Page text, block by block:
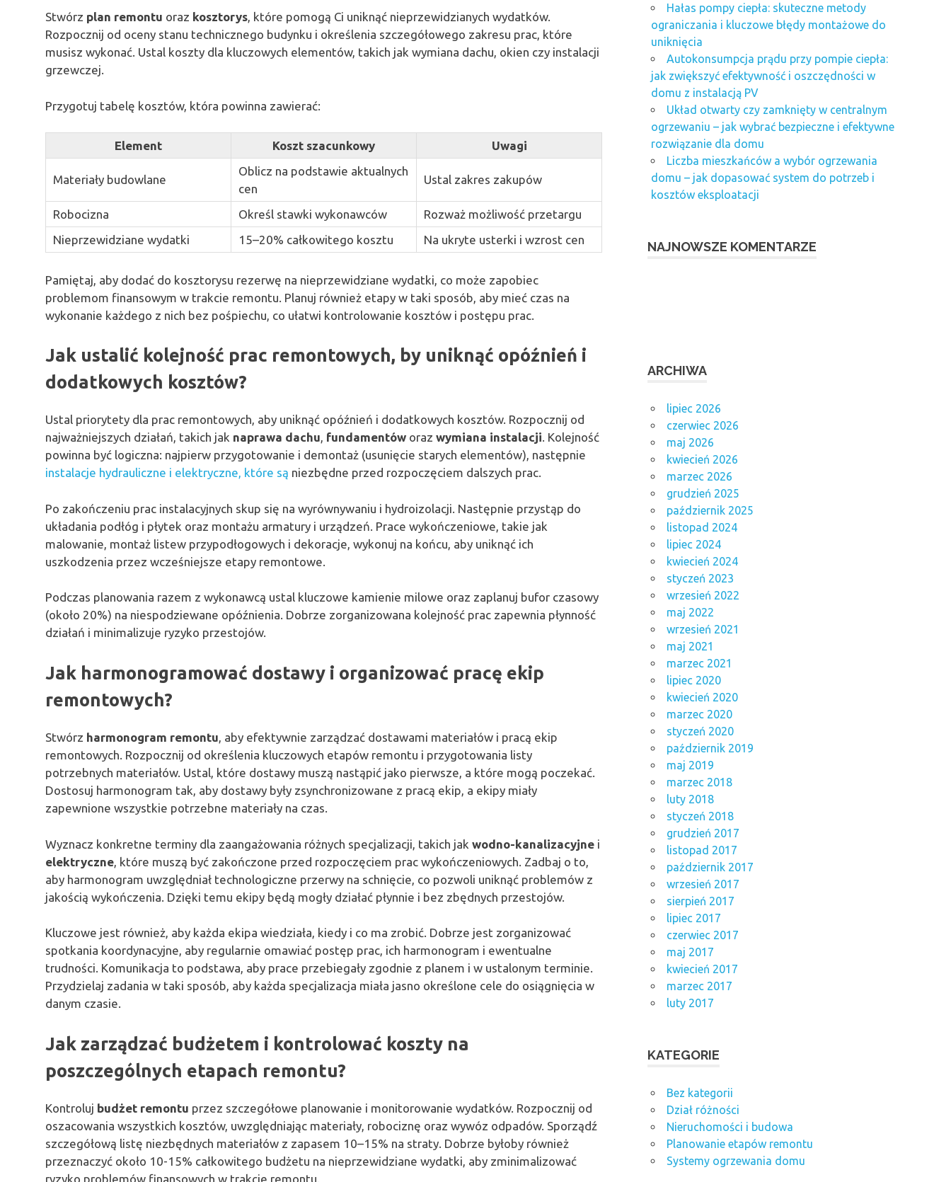
Stwórz plan remontu oraz kosztorys, które pomogą Ci uniknąć nieprzewidzianych wydatków.
Rozpocznij od oceny stanu technicznego budynku i określenia szczegółowego zakresu prac, które
musisz wykonać. Ustal koszty dla kluczowych elementów, takich jak wymiana dachu, okien czy instalacji
grzewczej.
Przygotuj tabelę kosztów, która powinna zawierać:
Element Koszt szacunkowy Uwagi
Materiały budowlane
Oblicz na podstawie aktualnych
cen
Ustal zakres zakupów
Robocizna Określ stawki wykonawców
Rozważ możliwość przetargu
Nieprzewidziane wydatki
15–20% całkowitego kosztu Na ukryte usterki i wzrost cen
Pamiętaj, aby dodać do kosztorysu rezerwę na nieprzewidziane wydatki, co może zapobiec
problemom finansowym w trakcie remontu. Planuj również etapy w taki sposób, aby mieć czas na
wykonanie każdego z nich bez pośpiechu, co ułatwi kontrolowanie kosztów i postępu prac.
Jak ustalić kolejność prac remontowych, by uniknąć opóźnień i
dodatkowych kosztów?
Ustal priorytety dla prac remontowych, aby uniknąć opóźnień i dodatkowych kosztów. Rozpocznij od
najważniejszych działań, takich jak naprawa dachu, fundamentów oraz wymiana instalacji. Kolejność
powinna być logiczna: najpierw przygotowanie i demontaż (usunięcie starych elementów), następnie
instalacje hydrauliczne i elektryczne, które są niezbędne przed rozpoczęciem dalszych prac.
Po zakończeniu prac instalacyjnych skup się na wyrównywaniu i hydroizolacji. Następnie przystąp do
układania podłóg i płytek oraz montażu armatury i urządzeń. Prace wykończeniowe, takie jak
malowanie, montaż listew przypodłogowych i dekoracje, wykonuj na końcu, aby uniknąć ich
uszkodzenia przez wcześniejsze etapy remontowe.
Podczas planowania razem z wykonawcą ustal kluczowe kamienie milowe oraz zaplanuj bufor czasowy
(około 20%) na niespodziewane opóźnienia. Dobrze zorganizowana kolejność prac zapewnia płynność
działań i minimalizuje ryzyko przestojów.
Jak harmonogramować dostawy i organizować pracę ekip
remontowych?
Stwórz harmonogram remontu, aby efektywnie zarządzać dostawami materiałów i pracą ekip
remontowych. Rozpocznij od określenia kluczowych etapów remontu i przygotowania listy
potrzebnych materiałów. Ustal, które dostawy muszą nastąpić jako pierwsze, a które mogą poczekać.
Dostosuj harmonogram tak, aby dostawy były zsynchronizowane z pracą ekip, a ekipy miały
zapewnione wszystkie potrzebne materiały na czas.
Wyznacz konkretne terminy dla zaangażowania różnych specjalizacji, takich jak wodno-kanalizacyjne i
elektryczne , które muszą być zakończone przed rozpoczęciem prac wykończeniowych. Zadbaj o to,
aby harmonogram uwzględniał technologiczne przerwy na schnięcie, co pozwoli uniknąć problemów z
jakością wykończenia. Dzięki temu ekipy będą mogły działać płynnie i bez zbędnych przestojów.
Kluczowe jest również, aby każda ekipa wiedziała, kiedy i co ma zrobić. Dobrze jest zorganizować
spotkania koordynacyjne, aby regularnie omawiać postęp prac, ich harmonogram i ewentualne
trudności. Komunikacja to podstawa, aby prace przebiegały zgodnie z planem i w ustalonym terminie.
Przydzielaj zadania w taki sposób, aby każda specjalizacja miała jasno określone cele do osiągnięcia w
danym czasie.
Jak zarządzać budżetem i kontrolować koszty na
poszczególnych etapach remontu?
Kontroluj budżet remontu przez szczegółowe planowanie i monitorowanie wydatków. Rozpocznij od
oszacowania wszystkich kosztów, uwzględniając materiały, robociznę oraz wywóz odpadów. Sporządź
szczegółową listę niezbędnych materiałów z zapasem 10–15% na straty. Dobrze byłoby również
przeznaczyć około 10-15% całkowitego budżetu na nieprzewidziane wydatki, aby zminimalizować
ryzyko problemów finansowych w trakcie remontu.
Hałas pompy ciepła: skuteczne metody
ograniczania i kluczowe błędy montażowe do
uniknięcia
Autokonsumpcja prądu przy pompie ciepła:
jak zwiększyć efektywność i oszczędności w
domu z instalacją PV
Układ otwarty czy zamknięty w centralnym
ogrzewaniu – jak wybrać bezpieczne i efektywne
rozwiązanie dla domu
Liczba mieszkańców a wybór ogrzewania
domu – jak dopasować system do potrzeb i
kosztów eksploatacji
NAJNOWSZE KOMENTARZE
ARCHIWA
lipiec 2026
czerwiec 2026
maj 2026
kwiecień 2026
marzec 2026
grudzień 2025
październik 2025
listopad 2024
lipiec 2024
kwiecień 2024
styczeń 2023
wrzesień 2022
maj 2022
wrzesień 2021
maj 2021
marzec 2021
lipiec 2020
kwiecień 2020
marzec 2020
styczeń 2020
październik 2019
maj 2019
marzec 2018
luty 2018
styczeń 2018
grudzień 2017
listopad 2017
październik 2017
wrzesień 2017
sierpień 2017
lipiec 2017
czerwiec 2017
maj 2017
kwiecień 2017
marzec 2017
luty 2017
KATEGORIE
Bez kategorii
Dział różności
Nieruchomości i budowa
Planowanie etapów remontu
Systemy ogrzewania domu